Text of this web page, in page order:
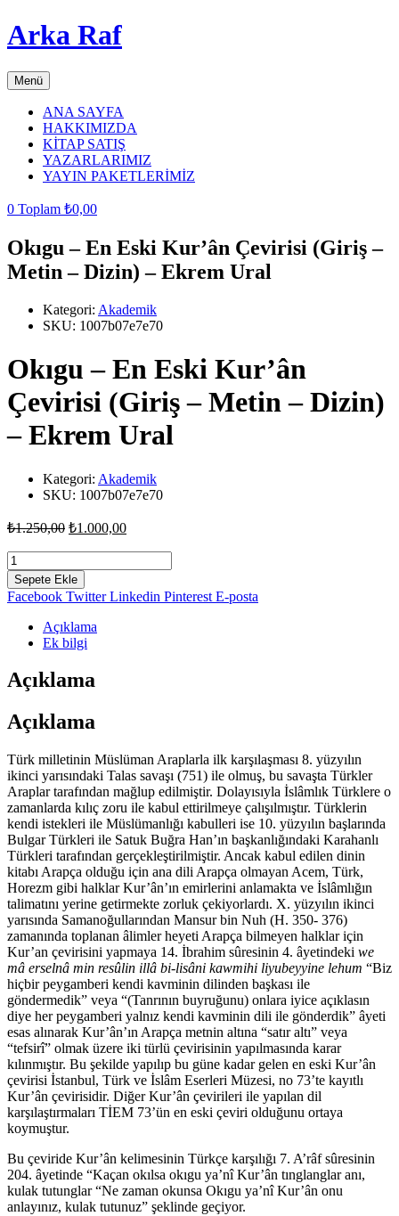
Arka Raf
Menü
ANA SAYFA
HAKKIMIZDA
KİTAP SATIŞ
YAZARLARIMIZ
YAYIN PAKETLERİMİZ
0 Toplam ₺0,00
Okıgu – En Eski Kur’ân Çevirisi (Giriş –
Metin – Dizin) – Ekrem Ural
Kategori: Akademik
SKU: 1007b07e7e70
Okıgu – En Eski Kur’ân
Çevirisi (Giriş – Metin – Dizin)
– Ekrem Ural
Kategori: Akademik
SKU: 1007b07e7e70
₺1.250,00 Orijinal
₺1.000,00Şu
fiyat:
₺1.000,00.
Okıgu
-
En
Eski
Kur'ân
Çevirisi
Metin
Dizin)
Ural
adet
Sepete Ekle
Facebook Twitter Linkedin Pinterest E-posta
Açıklama
Ek bilgi
Açıklama
Açıklama
Türk milletinin Müslüman Araplarla ilk karşılaşması 8. yüzyılın
ikinci yarısındaki Talas savaşı (751) ile olmuş, bu savaşta Türkler
Araplar tarafından mağlup edilmiştir. Dolayısıyla İslâmlık Türklere o
zamanlarda kılıç zoru ile kabul ettirilmeye çalışılmıştır. Türklerin
kendi istekleri ile Müslümanlığı kabulleri ise 10. yüzyılın başlarında
Bulgar Türkleri ile Satuk Buğra Han’ın başkanlığındaki Karahanlı
Türkleri tarafından gerçekleştirilmiştir. Ancak kabul edilen dinin
kitabı Arapça olduğu için ana dili Arapça olmayan Acem, Türk,
Horezm gibi halklar Kur’ân’ın emirlerini anlamakta ve İslâmlığın
talimatını yerine getirmekte zorluk çekiyorlardı. X. yüzyılın ikinci
yarısında Samanoğullarından Mansur bin Nuh (H. 350- 376)
zamanında toplanan âlimler heyeti Arapça bilmeyen halklar için
Kur’an çevirisini yapmaya 14. İbrahim sûresinin 4. âyetindeki we
mâ erselnâ min resûlin illâ bi-lisâni kawmihi liyubeyyine lehum “Biz
hiçbir peygamberi kendi kavminin dilinden başkası ile
göndermedik” veya “(Tanrının buyruğunu) onlara iyice açıklasın
diye her peygamberi yalnız kendi kavminin dili ile gönderdik” âyeti
esas alınarak Kur’ân’ın Arapça metnin altına “satır altı” veya
“tefsirî” olmak üzere iki türlü çevirisinin yapılmasında karar
kılınmıştır. Bu şekilde yapılıp bu güne kadar gelen en eski Kur’ân
çevirisi İstanbul, Türk ve İslâm Eserleri Müzesi, no 73’te kayıtlı
Kur’ân çevirisidir. Diğer Kur’ân çevirileri ile yapılan dil
karşılaştırmaları TİEM 73’ün en eski çeviri olduğunu ortaya
koymuştur.
Bu çeviride Kur’ân kelimesinin Türkçe karşılığı 7. A’râf sûresinin
204. âyetinde “Kaçan okılsa okıgu ya’nî Kur’ân tınglanglar anı,
kulak tutunglar “Ne zaman okunsa Okıgu ya’nî Kur’ân onu
anlayınız, kulak tutunuz” şeklinde geçiyor.